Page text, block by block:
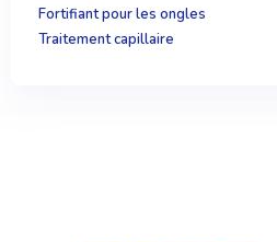
Fortifiant pour les ongles
Traitement capillaire